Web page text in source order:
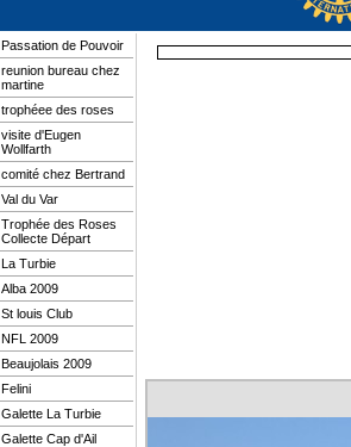
Passation de Pouvoir
reunion bureau chez
martine
trophéee des roses
visite d'Eugen
Wollfarth
comité chez Bertrand
Val du Var
Trophée des Roses
Collecte Départ
La Turbie
Alba 2009
St louis Club
NFL 2009
Beaujolais 2009
Felini
Galette La Turbie
Galette Cap d'Ail